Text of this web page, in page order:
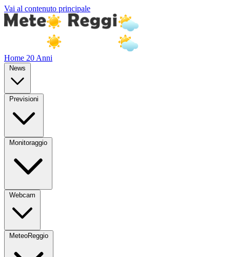
Vai al contenuto principale
Home 20 Anni
News
Previsioni
Monitoraggio
Webcam
MeteoReggio